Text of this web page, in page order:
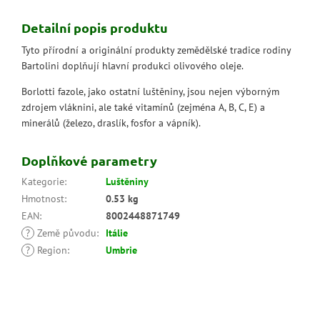
Detailní popis produktu
Tyto přírodní a originální produkty zemědělské tradice rodiny
Bartolini doplňují hlavní produkci olivového oleje.
Borlotti fazole, jako ostatní luštěniny, jsou nejen výborným
zdrojem vláknini, ale také vitamínů (zejména A, B, C, E) a
minerálů (železo, draslík, fosfor a vápník).
Doplňkové parametry
Kategorie:
Luštěniny
Hmotnost:
0.53 kg
EAN:
8002448871749
? Země původu:
Itálie
?
Region: Umbrie